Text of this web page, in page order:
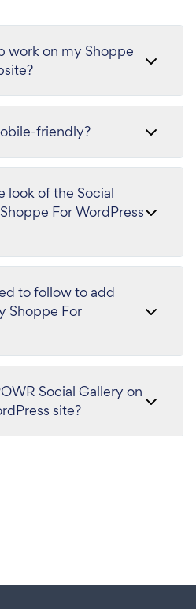
work on my Shoppe
friendly?
look of the Social
For WordPress
to follow to add
Shoppe For
Social Gallery on
site?